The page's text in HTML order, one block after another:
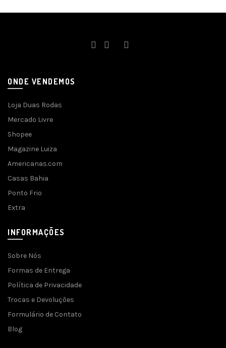
ONDE VENDEMOS
Loja Duas Rodas
Mercado Livre
Shopee
Magazine Luiza
Americanas.com
Casas Bahia
Ponto Frio
Extra
INFORMAÇÕES
Sobre Nós
Formas de Entrega
Política de Privacidade
Trocas e Devoluções
Formulário de Contato
Blog